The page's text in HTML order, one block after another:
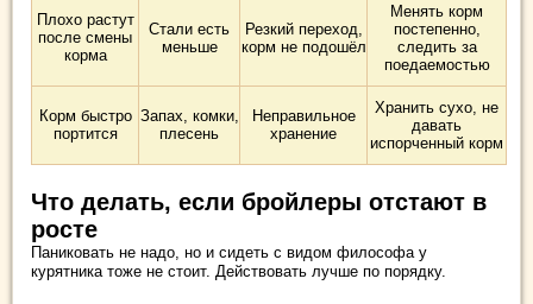
Плохо растут
после смены
корма
Стали есть
меньше
Резкий переход,
корм не подошёл
Менять корм
постепенно,
следить за
поедаемостью
Корм быстро
портится
Запах, комки,
плесень
Неправильное
хранение
Хранить сухо, не
давать
испорченный корм
Что делать, если бройлеры отстают в
росте
Паниковать не надо, но и сидеть с видом философа у
курятника тоже не стоит. Действовать лучше по порядку.